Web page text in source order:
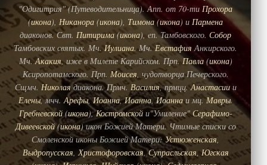
"Одигитрия" (Путеводительница). Апп. от 70-ти Прохора
(икона), Никанора (икона), Тимона (икона) и Пармена
диаконов. Свт. Питирима (икона), еп. Тамбовского.Собор
Тамбовских святых. Мч.Иулиана. Мч. Евстафия Анкирского.
Мч.Акакия, иже в Милете Карийском. Прп.Павла(икона)
Ксиропотамского. Прп. Моисея , чудотворца Печерского.
Сщмч. Николая диакона. Прмч.Василия, прмцц.Анастасиии
Елены, мчч. Арефы,Иоанна,Иоанна,Иоаннаи мц.Мавры.
Гребневской(икона),Костромскойи"Умиление"Серафимо-
Дивеевской(икона) икон Божией Матери. Чтимые списки со
Смоленской иконы Божией Матери:Устюженская
Выдропусская Христофоровская,Супрасльская ,Югская